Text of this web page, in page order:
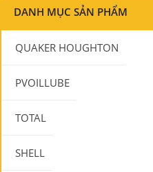
DANH MỤC SẢN PHẨM
QUAKER HOUGHTON
PVOILLUBE
TOTAL
SHELL